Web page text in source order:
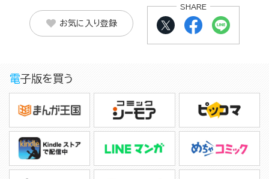
お気に入り登録
SHARE
電子版を買う